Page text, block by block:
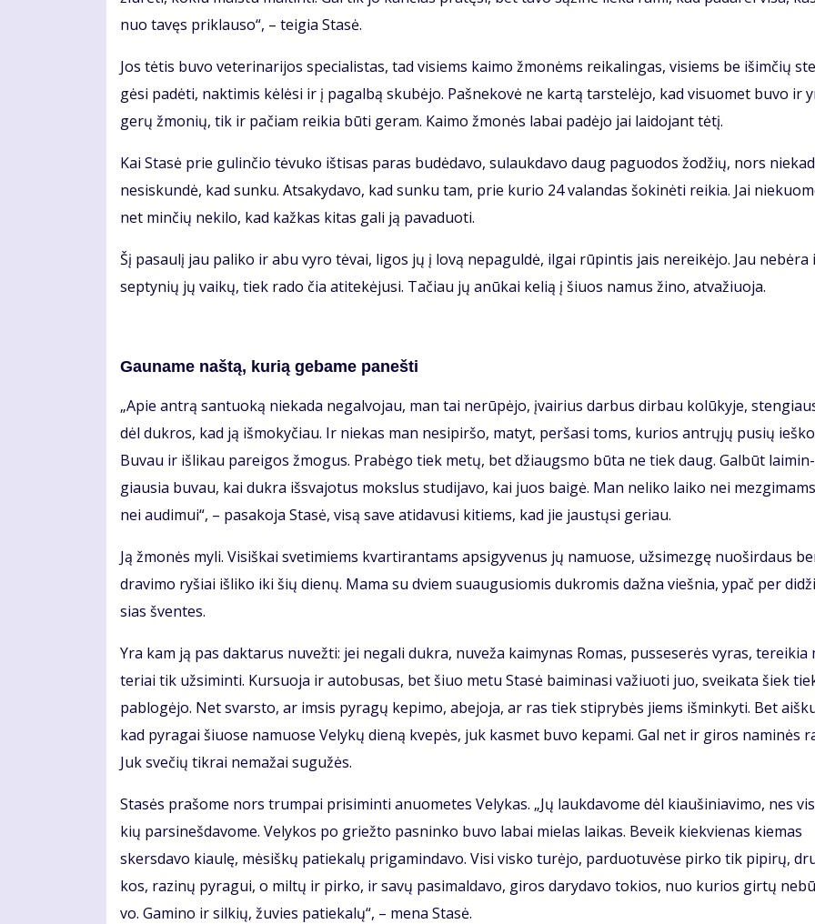
nuo ta­vęs pri­klau­so“, – tei­gia Sta­sė.
Jos tė­tis bu­vo ve­te­ri­na­ri­jos spe­cia­lis­tas, tad vi­siems kai­mo žmo­nėms rei­ka­lin­gas, vi­siems be iš­im­čių
gė­si pa­dė­ti, nak­ti­mis kė­lė­si ir į pa­gal­bą sku­bė­jo. Pa­šne­ko­vė ne kar­tą tars­te­lė­jo, kad vi­suo­met bu­vo ir
ge­rų žmo­nių, tik ir pa­čiam rei­kia bū­ti ge­ram. Kai­mo žmo­nės la­bai pa­dė­jo jai lai­do­jant tė­tį.
Kai Sta­sė prie gu­lin­čio tė­vu­ko iš­ti­sas pa­ras bu­dė­da­vo, su­lauk­da­vo daug pa­guo­dos žo­džių, nors
ne­si­skun­dė, kad sun­ku. At­sa­ky­da­vo, kad sun­ku tam, prie ku­rio 24 va­lan­das šo­ki­nė­ti rei­kia. Jai
net min­čių ne­ki­lo, kad kaž­kas ki­tas ga­li ją pa­va­duo­ti.
Šį pa­sau­lį jau pa­li­ko ir abu vy­ro tė­vai, li­gos jų į lo­vą ne­pa­gul­dė, il­gai rū­pin­tis jais ne­rei­kė­jo. Jau ne­bė­ra
sep­ty­nių jų vai­kų, tiek ra­do čia ati­te­kė­ju­si. Ta­čiau jų anū­kai ke­lią į šiuos na­mus ži­no, at­va­žiuo­ja.
Gau­na­me naš­tą, ku­rią ge­ba­me pa­neš­ti
„Apie an­trą san­tuo­ką nie­ka­da ne­gal­vo­jau, man tai ne­rū­pė­jo, įvai­rius dar­bus dir­bau ko­lū­ky­je,
dėl duk­ros, kad ją iš­mo­ky­čiau. Ir nie­kas man ne­si­pir­šo, ma­tyt, per­ša­si toms, ku­rios ant­rų­jų pu­sių
Bu­vau ir iš­li­kau pa­rei­gos žmo­gus. Pra­bė­go tiek me­tų, bet džiaugs­mo bū­ta ne tiek daug. Gal­būt lai­min­
giau­sia bu­vau, kai duk­ra iš­sva­jo­tus moks­lus stu­di­ja­vo, kai juos bai­gė. Man ne­li­ko lai­ko nei
nei au­di­mui“, – pa­sa­ko­ja Sta­sė, vi­są sa­ve ati­da­vu­si ki­tiems, kad jie jaus­tų­si ge­riau.
Ją žmo­nės my­li. Vi­siš­kai sve­ti­miems kvar­ti­ran­tams ap­si­gy­ve­nus jų na­muo­se, už­si­mez­gę nuo­šir­daus
dra­vi­mo ry­šiai iš­li­ko iki šių die­nų. Ma­ma su dviem su­au­gu­sio­mis duk­ro­mis daž­na vieš­nia, ypač per
sias šven­tes.
Yra kam ją pas dak­ta­rus nu­vež­ti: jei ne­ga­li duk­ra, nu­ve­ža kai­my­nas Ro­mas, pus­se­se­rės vy­ras,
te­riai tik už­si­min­ti. Kur­suo­ja ir au­to­bu­sas, bet šiuo me­tu Sta­sė bai­mi­na­si va­žiuo­ti juo, svei­ka­ta šiek
pa­blo­gė­jo. Net svars­to, ar im­sis py­ra­gų ke­pi­mo, abe­jo­ja, ar ras tiek stip­ry­bės jiems iš­min­ky­ti. Bet
kad py­ra­gai šiuo­se na­muo­se Ve­ly­kų die­ną kve­pės, juk kas­met bu­vo ke­pa­mi. Gal net ir gi­ros na­mi­nės
Juk sve­čių tik­rai ne­ma­žai su­gu­žės.
Sta­sės pra­šo­me nors trum­pai pri­si­min­ti anuo­me­tes Ve­ly­kas. „Jų lauk­da­vo­me dėl kiau­ši­nia­vi­mo, nes
kių par­si­neš­da­vo­me. Ve­ly­kos po griež­to pas­nin­ko bu­vo la­bai mie­las lai­kas. Be­veik kiek­vie­nas kie­mas
skers­da­vo kiau­lę, mė­siš­kų pa­tie­ka­lų pri­ga­min­da­vo. Vi­si vis­ko tu­rė­jo, par­duo­tu­vė­se pir­ko tik pi­pi­rų,
kos, ra­zi­nų py­ra­gui, o mil­tų ir pir­ko, ir sa­vų pa­si­mal­da­vo, gi­ros da­ry­da­vo to­kios, nuo ku­rios gir­tų
vo. Ga­mi­no ir sil­kių, žu­vies pa­tie­ka­lų“, – me­na Sta­sė.